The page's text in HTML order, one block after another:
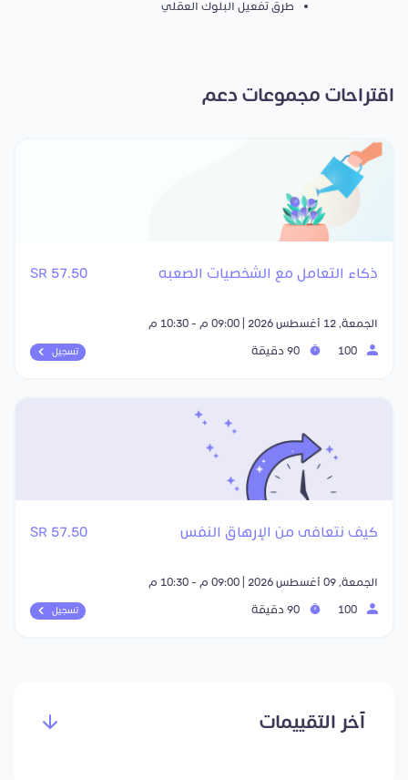
طرق تفعيل البلوك العقلي
اقتراحات مجموعات دعم
ذكاء التعامل مع الشخصيات الصعبه 57.50 SR
الجمعة, 12 أغسطس 2026 | 09:00 م - 10:30 م
تسجيل
كيف نتعافى من الإرهاق النفس 57.50 SR
الجمعة, 09 أغسطس 2026 | 09:00 م - 10:30 م
تسجيل
آخر التقييمات